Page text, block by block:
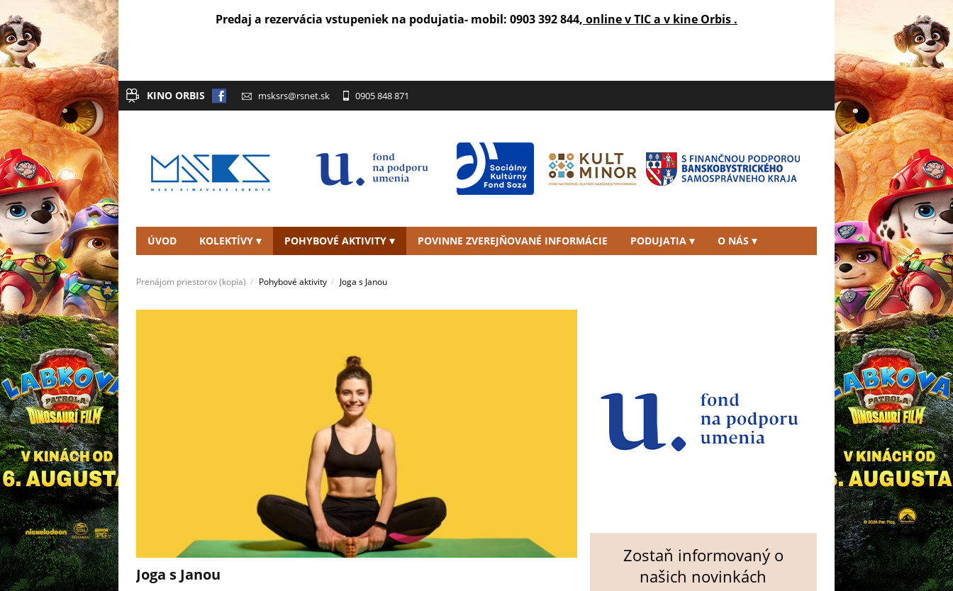
Predaj a rezervácia vstupeniek na podujatia- mobil: 0903 392 844, online v TIC a v kine Orbis .
KINO ORBIS msksrs@rsnet.sk 0905 848 871
ÚVOD KOLEKTÍVY POHYBOVÉ AKTIVITY POVINNE ZVEREJŇOVANÉ INFORMÁCIE PODUJATIA O NÁS
Prenájom priestorov (kopia) Pohybové aktivity Joga s Janou
Joga s Janou
Zostaň informovaný o
našich novinkách